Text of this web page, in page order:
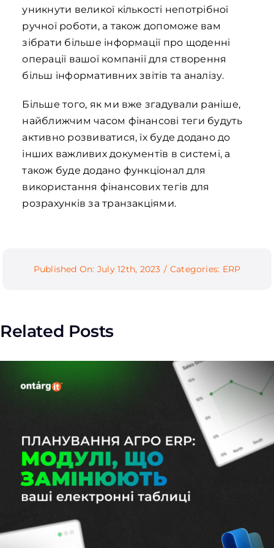
уникнути великої кількості непотрібної
ручної роботи, а також допоможе вам
зібрати більше інформації про щоденні
операції вашої компанії для створення
більш інформативних звітів та аналізу.
Більше того, як ми вже згадували раніше,
найближчим часом фінансові теги будуть
активно розвиватися, їх буде додано до
інших важливих документів в системі, а
також буде додано функціонал для
використання фінансових тегів для
розрахунків за транзакціями.
Published On: July 12th, 2023 / Categories: ERP
Related Posts